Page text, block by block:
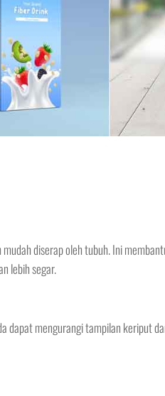
diserap oleh tubuh. Ini
lebih segar.
dapat mengurangi tampilan keriput